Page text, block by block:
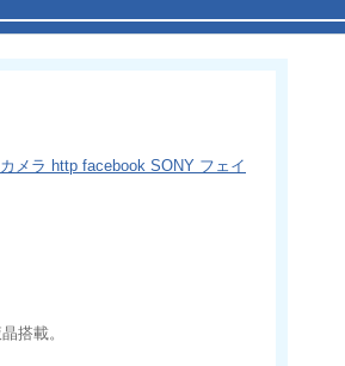
メラ http facebook SONY フェイ
搭載。